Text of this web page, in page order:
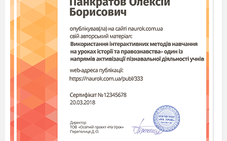
Чем же она для нас так важна?
Ответы детей:
1) Растения получают растворённые в воде
питательные вещества.(уч)
2) В воде обитает множество животных – это их дом.
(уч)
3) Вода не только поит, но и кормит. (рыболовный
промысел.)
4) Благодаря воде люди получают электрический ток.
( рабоч)
5) Вода моет: людей, машины, города, фабрики…
рабоч)
6) Вода – это дорога (корабли, баржи.)( рабоч)
7) Вода нам нужна дома.(врач)
8) Вода – врач (очищает кровь и выводит вредные